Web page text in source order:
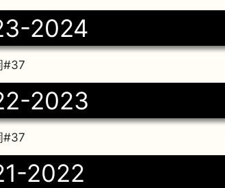
2024
#37
2023
#37
2022